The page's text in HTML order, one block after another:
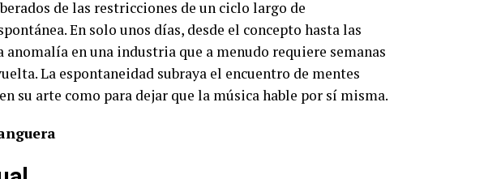
de las restricciones de un ciclo largo de
En solo unos días, desde el concepto hasta las
en una industria que a menudo requiere semanas
La espontaneidad subraya el encuentro de mentes
su arte como para dejar que la música hable por sí misma.